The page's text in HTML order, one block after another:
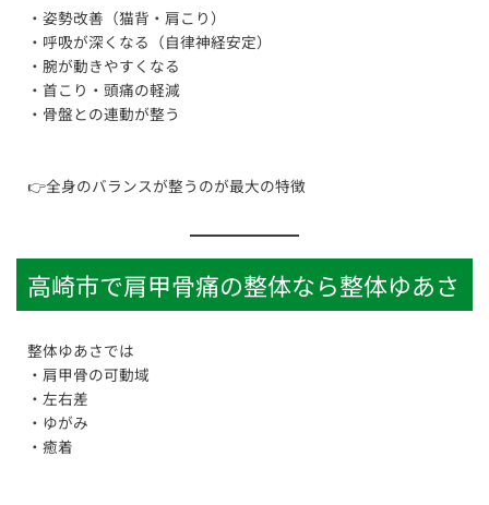
・姿勢改善（猫背・肩こり）
・呼吸が深くなる（自律神経安定）
・腕が動きやすくなる
・首こり・頭痛の軽減
・骨盤との連動が整う
👉全身のバランスが整うのが最大の特徴
高崎市で肩甲骨痛の整体なら整体ゆあさ
整体ゆあさでは
・肩甲骨の可動域
・左右差
・ゆがみ
・癒着